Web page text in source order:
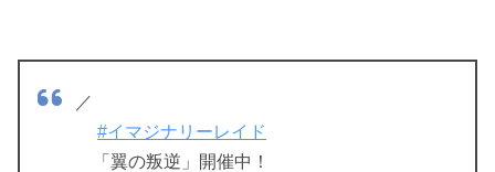
／
#イマジナリーレイド
「翼の叛逆」開催中！